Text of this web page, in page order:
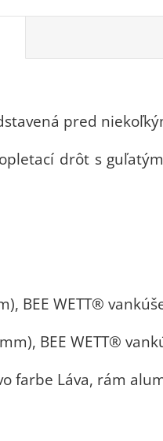
pred
drôt s
BEE WETT®
BEE WETT®
farbe Láva, rám